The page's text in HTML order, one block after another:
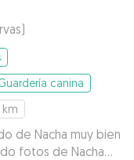
)
canina
km
de Nacha muy bien